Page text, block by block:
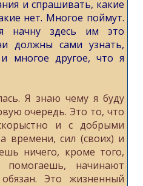
и спрашивать, какие
нет. Многое поймут.
начну здесь им это
должны сами узнать,
многое другое, что я
Я знаю чему я буду
очередь. Это то, что
и с добрыми
времени, сил (своих) и
ничего, кроме того,
начинают
Это жизненный